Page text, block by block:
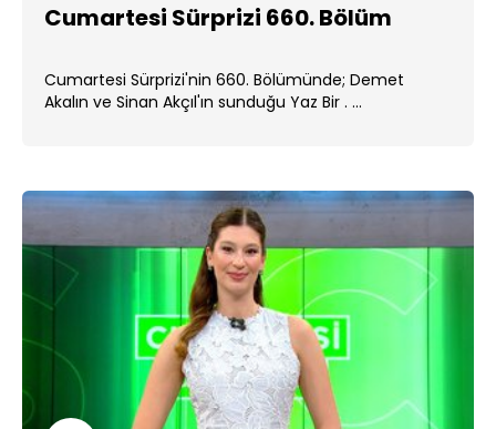
Cumartesi Sürprizi 660. Bölüm
Cumartesi Sürprizi'nin 660. Bölümünde; Demet
Akalın ve Sinan Akçıl'ın sunduğu Yaz Bir . ...